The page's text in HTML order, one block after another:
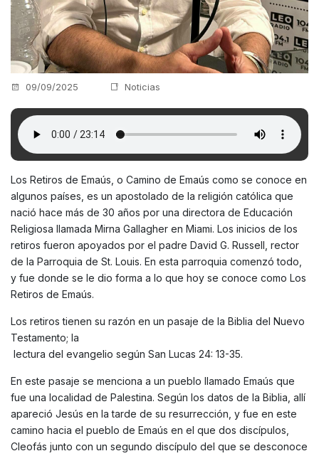
09/09/2025 Noticias
Los Retiros de Emaús, o Camino de Emaús como se conoce en
algunos países, es un apostolado de la religión católica que
nació hace más de 30 años por una directora de Educación
Religiosa llamada Mirna Gallagher en Miami. Los inicios de los
retiros fueron apoyados por el padre David G. Russell, rector
de la Parroquia de St. Louis. En esta parroquia comenzó todo,
y fue donde se le dio forma a lo que hoy se conoce como Los
Retiros de Emaús.
Los retiros tienen su razón en un pasaje de la Biblia del Nuevo
Testamento; la
lectura del evangelio según San Lucas 24: 13-35.
En este pasaje se menciona a un pueblo llamado Emaús que
fue una localidad de Palestina. Según los datos de la Biblia, allí
apareció Jesús en la tarde de su resurrección, y fue en este
camino hacia el pueblo de Emaús en el que dos discípulos,
Cleofás junto con un segundo discípulo del que se desconoce